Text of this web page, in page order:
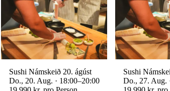
Sushi Námskeið 20. ágúst
Do., 20. Aug. · 18:00–20:00
Sushi
Do., 27. Aug.